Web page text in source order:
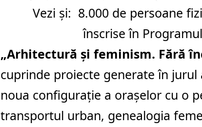
Vezi și: 8.000 de persoane
înscrise în
„Arhitectură și feminism. Fără
cuprinde proiecte generate în jurul
noua configurație a orașelor cu o
transportul urban, genealogia